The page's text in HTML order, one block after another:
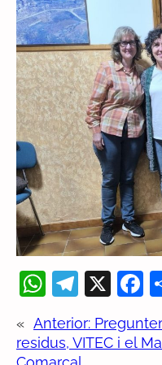
W
h
at
T
el
e
X
F
a
c
« Anterior:
residus, VITEC i el